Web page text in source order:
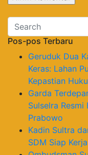
Pos-pos Terbaru
Geruduk Dua
Keras: Lahan
Kepastian
Garda
Sulselra
Prabowo
Kadin Sultra
SDM Siap